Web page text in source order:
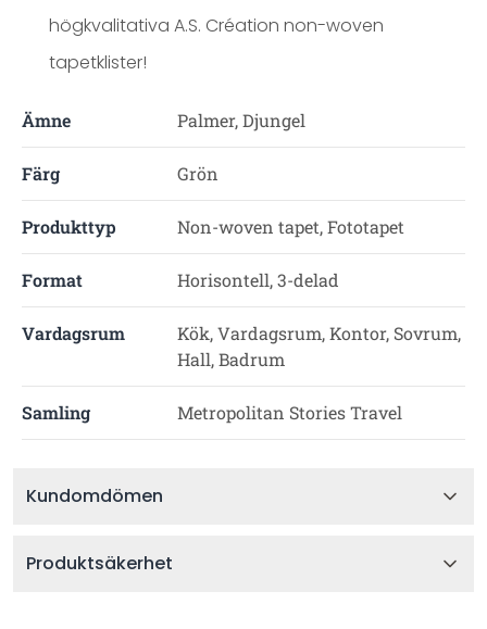
högkvalitativa A.S. Création non-woven
tapetklister!
Ämne Palmer, Djungel
Färg Grön
Produkttyp Non-woven tapet, Fototapet
Format Horisontell, 3-delad
Vardagsrum
Kök, Vardagsrum, Kontor, Sovrum,
Hall, Badrum
Samling Metropolitan Stories Travel
Kundomdömen
Produktsäkerhet